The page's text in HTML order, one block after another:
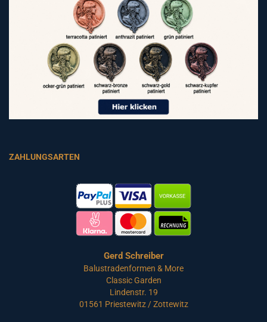
ZAHLUNGSARTEN
Gerd Schreiber
Balustradenformen & More
Classic Garden
Lindenstr. 19
01561 Priestewitz / Zottewitz